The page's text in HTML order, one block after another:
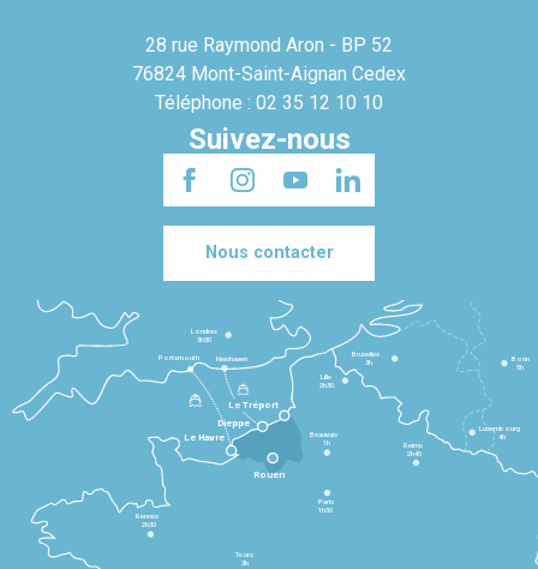
28 rue Raymond Aron - BP 52
76824 Mont-Saint-Aignan Cedex
Téléphone : 02 35 12 10 10
Suivez-nous
Nous contacter
Le Havre
Dieppe
Le Tréport
Rennes
2h30
Tours
3h
Paris
1h30
Beauvais
1h
Reims
2h45
Lille
2h30
Bruxelles
3h
Londres
3h30
Newhaven
Portsmouth
Bonn
5h
Luxembourg
4h
Rouen